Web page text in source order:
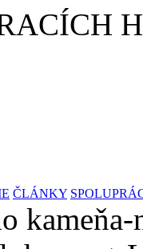
ČLÁNKY